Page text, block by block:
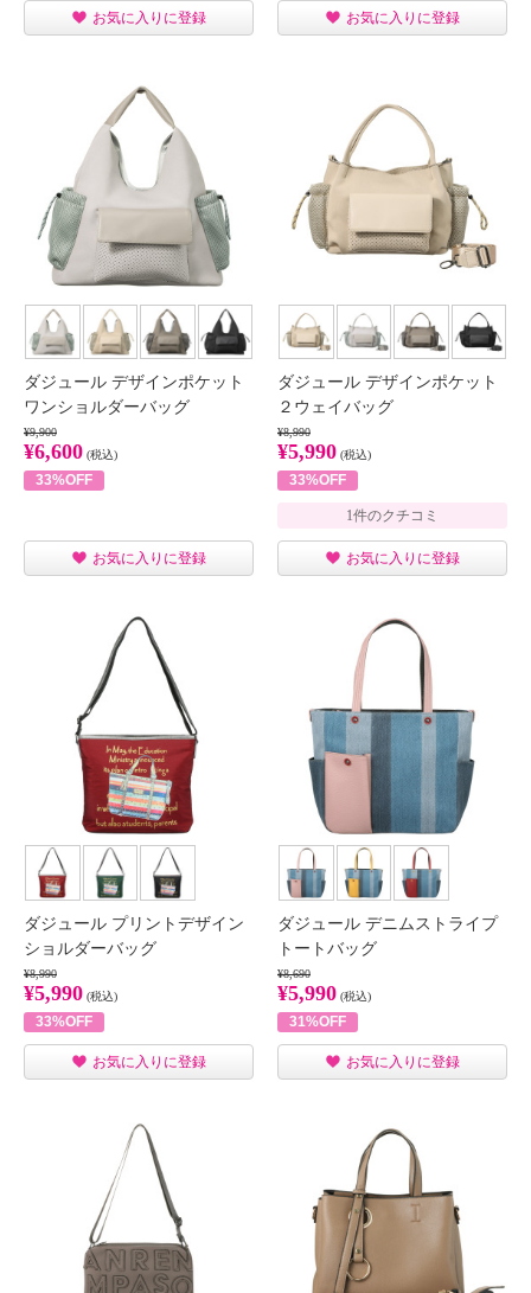
お気に入りに登録 お気に入りに登録
ダジュール デザインポケット
ワンショルダーバッグ
¥9,900
¥6,600 (税込)
33%OFF
お気に入りに登録
ダジュール デザインポケット
２ウェイバッグ
¥8,990
¥5,990 (税込)
33%OFF
1件のクチコミ
お気に入りに登録
ダジュール プリントデザイン
ショルダーバッグ
¥8,990
¥5,990 (税込)
33%OFF
お気に入りに登録
ダジュール デニムストライプ
トートバッグ
¥8,690
¥5,990 (税込)
31%OFF
お気に入りに登録